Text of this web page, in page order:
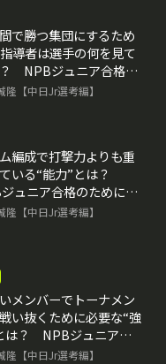
で勝つ集団にするため
導者は選手の何を見て
NPBジュニア合格の
取り組むべきこと
隆【中日Jr選考編】
編成で打撃力よりも重
いる“能力”とは？
ュニア合格のために取
べきこと
隆【中日Jr選考編】
メンバーでトーナメン
い抜くために必要な“強
は？ NPBジュニア合格
に取り組むべきこと
隆【中日Jr選考編】